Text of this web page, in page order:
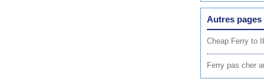
Autres pages
Cheap Ferry to
Ferry pas cher